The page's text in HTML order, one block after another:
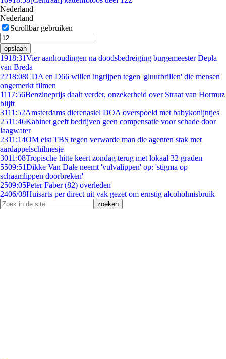
Nederland
Nederland
Scrollbar gebruiken
opslaan
1918:31Vier aanhoudingen na doodsbedreiging burgemeester Depla
van Breda
2218:08CDA en D66 willen ingrijpen tegen 'gluurbrillen' die mensen
ongemerkt filmen
1117:56Benzineprijs daalt verder, onzekerheid over Straat van Hormuz
blijft
3111:52Amsterdams dierenasiel DOA overspoeld met babykonijntjes
2511:46Kabinet geeft bedrijven geen compensatie voor schade door
laagwater
2311:14OM eist TBS tegen verwarde man die agenten stak met
aardappelschilmesje
3011:08Tropische hitte keert zondag terug met lokaal 32 graden
5509:51Dikke Van Dale neemt 'vulvalippen' op: 'stigma op
schaamlippen doorbreken'
2509:05Peter Faber (82) overleden
2406/08Huisarts per direct uit vak gezet om ernstig alcoholmisbruik